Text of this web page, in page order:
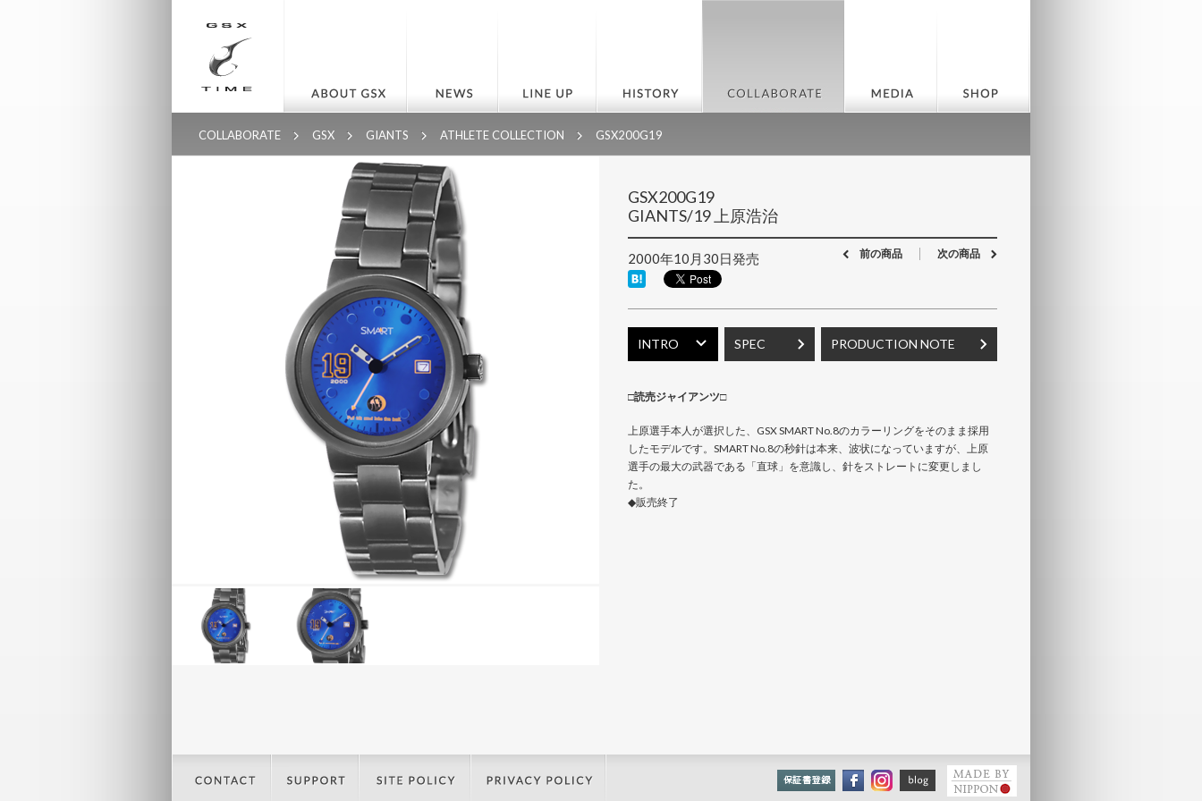
COLLABORATE GSX GIANTS ATHLETE COLLECTION GSX200G19
GSX200G19
GIANTS/19 上原浩治
前の商品 次の商品
2000年10月30日発売
INTRO SPEC PRODUCTION NOTE
□読売ジャイアンツ□
上原選手本人が選択した、GSX SMART No.8のカラーリングをそのまま採用
したモデルです。SMART No.8の秒針は本来、波状になっていますが、上原
選手の最大の武器である「直球」を意識し、針をストレートに変更しまし
た。
◆販売終了